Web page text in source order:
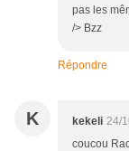
pas les
/> Bzz
Répondre
K kekeli 24/
coucou